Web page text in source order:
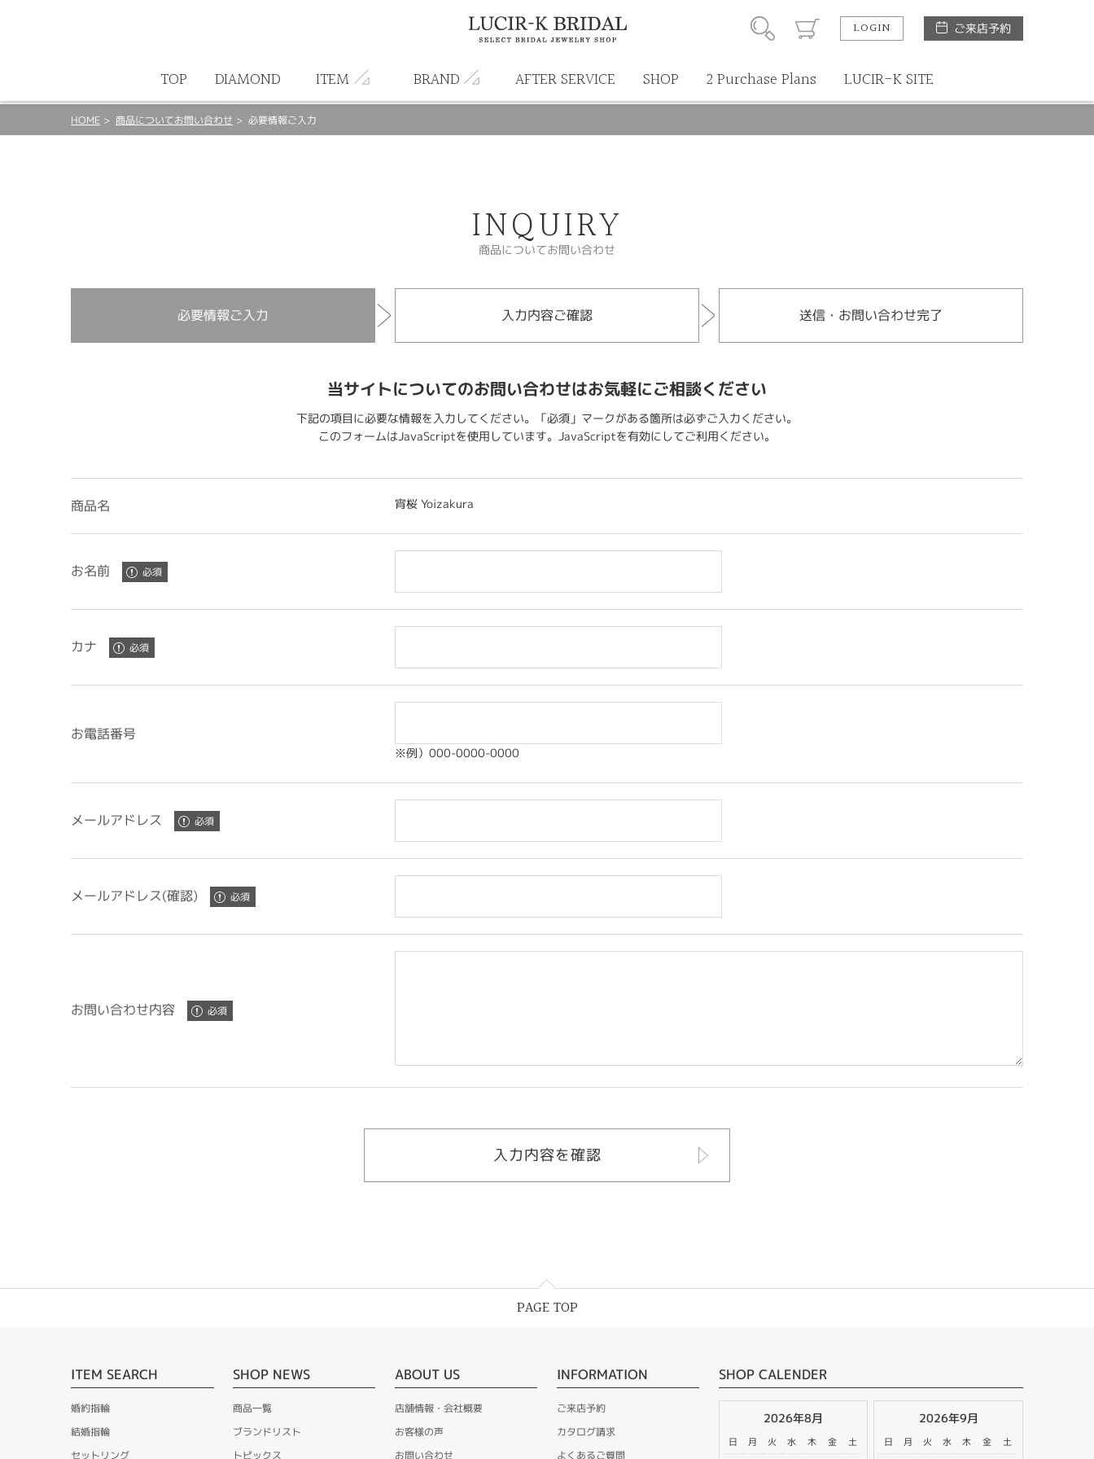
LOGIN ご来店予約
TOP DIAMOND ITEM BRAND AFTER SERVICE SHOP 2 Purchase Plans LUCIR-K SITE
HOME 商品についてお問い合わせ 必要情報ご入力
INQUIRY
商品についてお問い合わせ
必要情報ご入力 入力内容ご確認 送信・お問い合わせ完了
当サイトについてのお問い合わせはお気軽にご相談ください
下記の項目に必要な情報を入力してください。「必須」マークがある箇所は必ずご入力ください。
このフォームはJavaScriptを使用しています。JavaScriptを有効にしてご利用ください。
商品名 宵桜 Yoizakura
お名前
カナ
お電話番号
※例）000-0000-0000
メールアドレス
メールアドレス(確認)
お問い合わせ内容
PAGE TOP
ITEM SEARCH
婚約指輪
結婚指輪
セットリング
SHOP NEWS
商品一覧
ブランドリスト
トピックス
ABOUT US
店舗情報・会社概要
お客様の声
お問い合わせ
INFORMATION
ご来店予約
カタログ請求
よくあるご質問
SHOP CALENDER
2026年8月
日 月 火 水 木 金
土
2026年9月
日 月 火 水 木 金
土